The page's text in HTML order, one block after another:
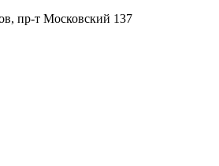
пр-т Московский 137